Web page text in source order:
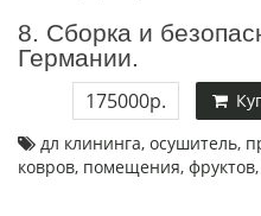
8. Сборка и
Германии.
175000р.
дл клининга, осушитель,
ковров, помещения, фруктов,